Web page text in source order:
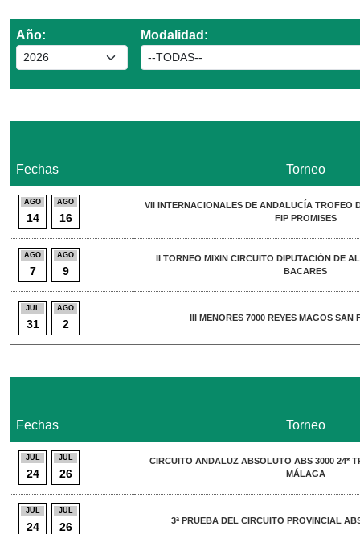
Año: Modalidad:
Fechas Torneo
AGO
14
AGO
16
VII INTERNACIONALES DE ANDALUCÍA TROFEO
FIP PROMISES
AGO
7
AGO
9
II TORNEO MIXIN CIRCUITO DIPUTACIÓN DE
BACARES
JUL
31
AGO
2 III MENORES 7000 REYES MAGOS SAN
Fechas Torneo
JUL
24
JUL
26
CIRCUITO ANDALUZ ABSOLUTO ABS 3000 24*
MÁLAGA
JUL
24
JUL
26 3ª PRUEBA DEL CIRCUITO PROVINCIAL